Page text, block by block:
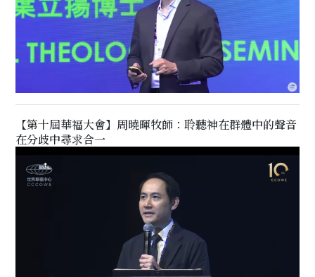
【第十屆華福大會】周曉暉牧師：聆聽神在群體中的聲音
在分歧中尋求合一